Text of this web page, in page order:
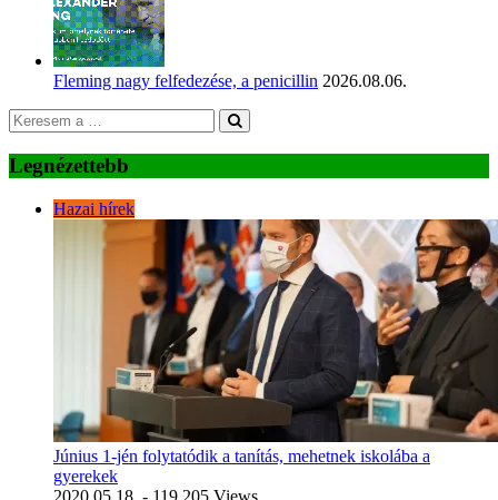
Fleming nagy felfedezése, a penicillin 2026.08.06.
Legnézettebb
Hazai hírek
Június 1-jén folytatódik a tanítás, mehetnek iskolába a
gyerekek
2020.05.18. - 119 205 Views